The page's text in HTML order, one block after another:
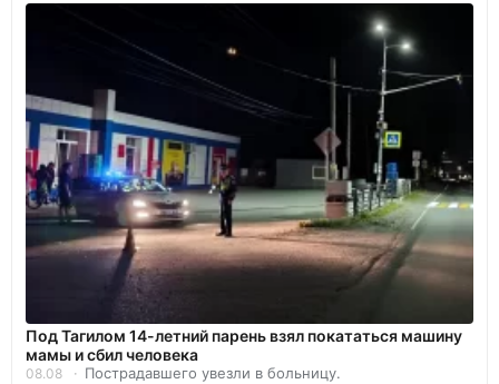
Под Тагилом 14-летний парень взял покататься машину
мамы и сбил человека
08.08 Пострадавшего увезли в больницу.